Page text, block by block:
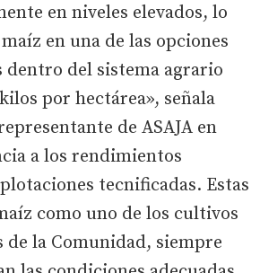
en niveles elevados, lo
en una de las opciones
dentro del sistema agrario
por hectárea», señala
de ASAJA en
a los rendimientos
tecnificadas. Estas
como uno de los cultivos
la Comunidad, siempre